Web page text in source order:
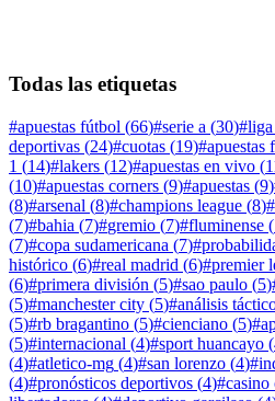
Todas las etiquetas
#apuestas fútbol (66)#serie a (30)#
deportivas (24)#cuotas (19)#apuestas
1 (14)#lakers (12)#apuestas en vivo (
(10)#apuestas corners (9)#apuestas (9)
(8)#arsenal (8)#champions league (8)#
(7)#bahia (7)#gremio (7)#fluminense (
(7)#copa sudamericana (7)#
histórico (6)#real madrid (6)#premier
(6)#primera división (5)#sao paulo (5)
(5)#manchester city (5)#análisis
(5)#rb bragantino (5)#cienciano (5)#
(5)#internacional (4)#sport huancayo (
(4)#atletico-mg (4)#san lorenzo (4)#
(4)#pronósticos deportivos (4)#casino